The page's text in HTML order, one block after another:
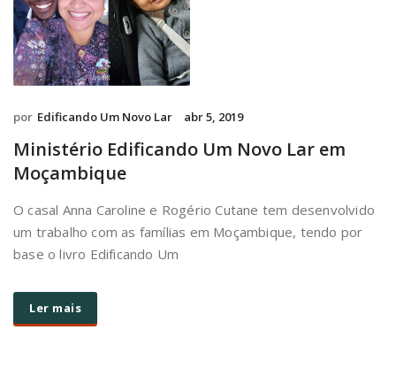
por Edificando Um Novo Lar abr 5, 2019
Ministério Edificando Um Novo Lar em
Moçambique
O casal Anna Caroline e Rogério Cutane tem desenvolvido
um trabalho com as famílias em Moçambique, tendo por
base o livro Edificando Um
Ler mais